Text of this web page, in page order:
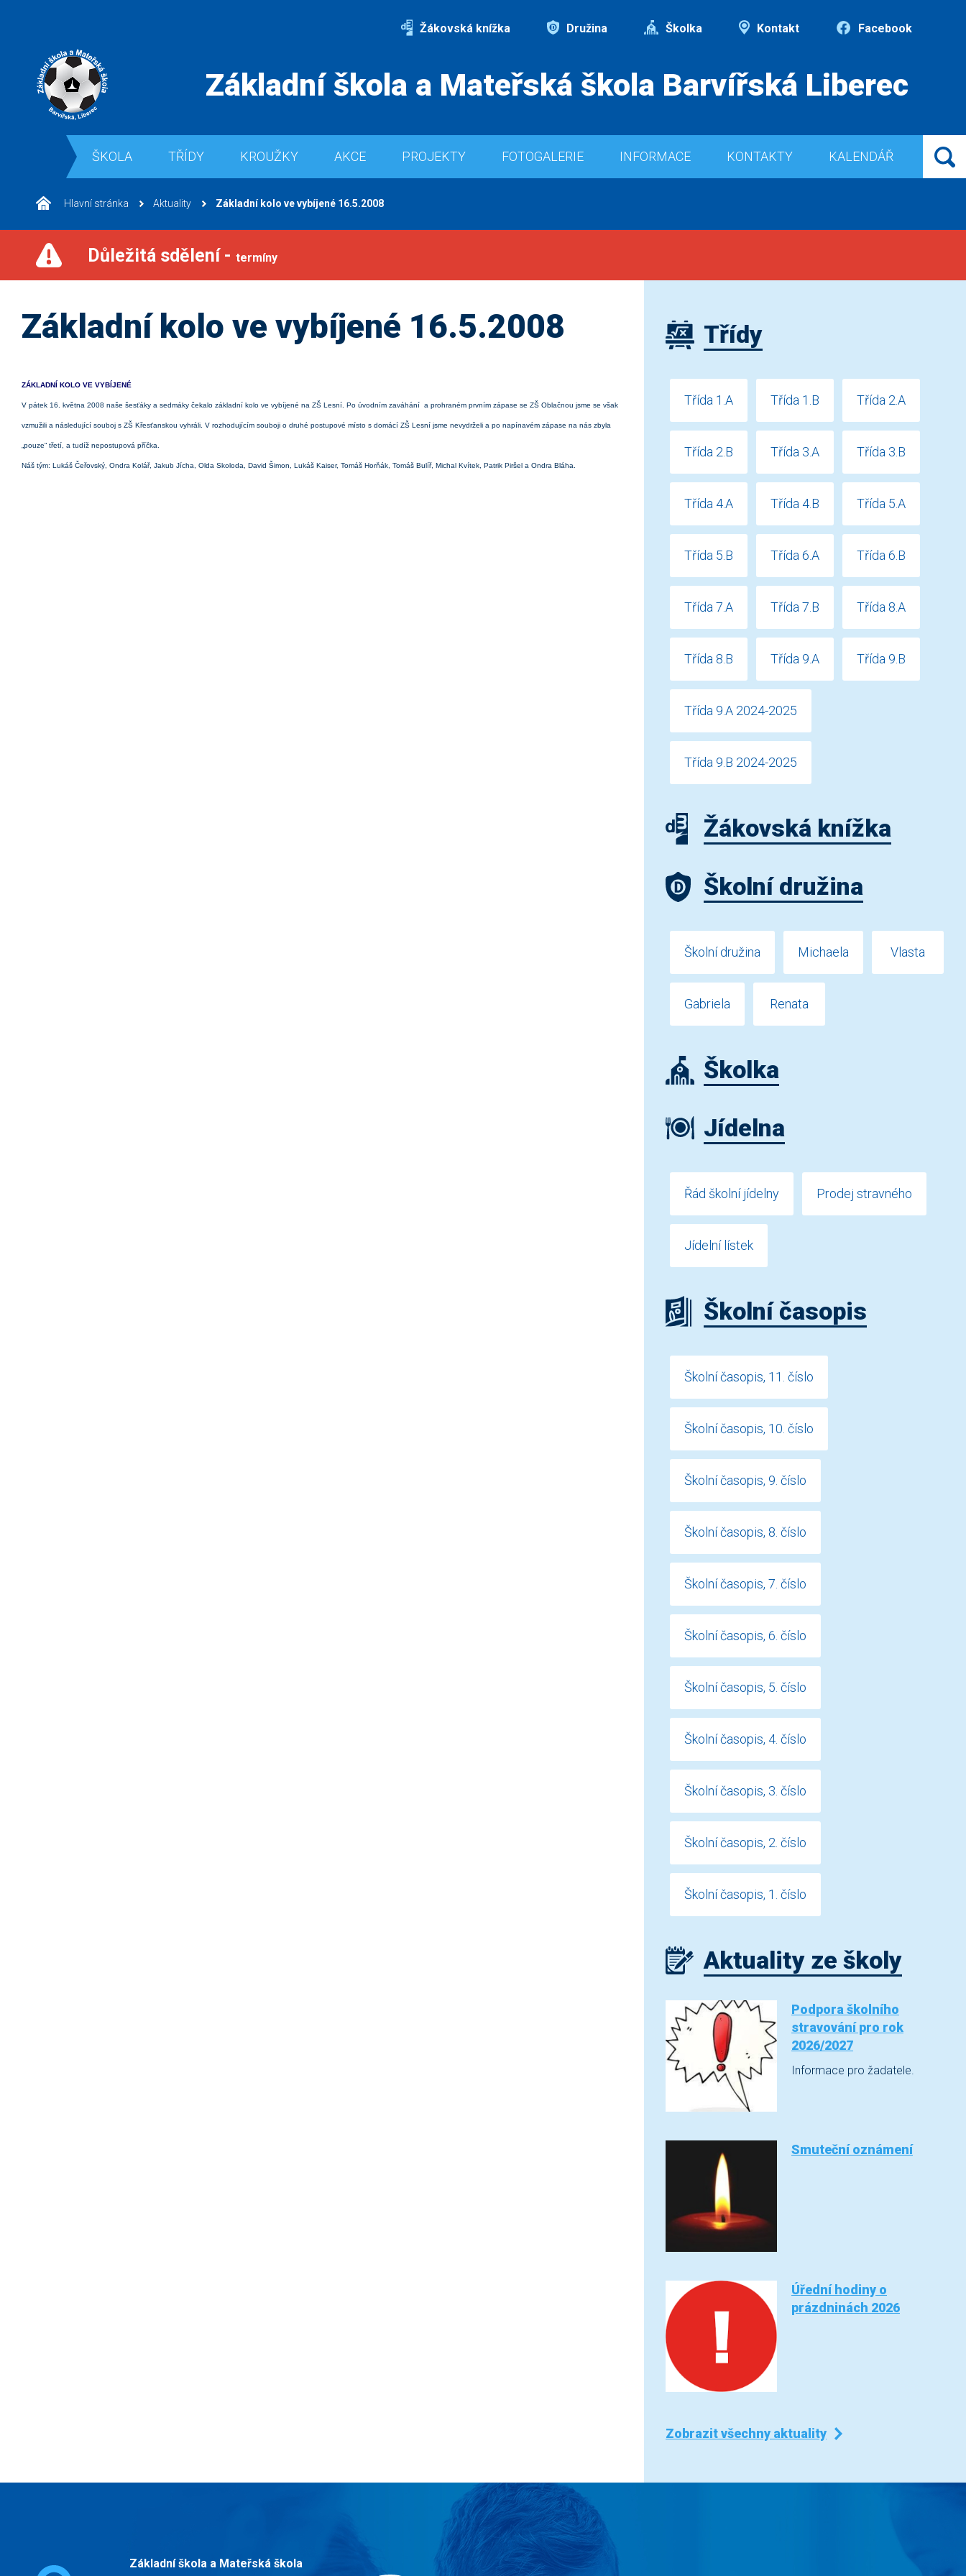
Žákovská knížka Družina Školka Kontakt Facebook
Základní škola a Mateřská škola Barvířská Liberec
ŠKOLA TŘÍDY KROUŽKY AKCE PROJEKTY FOTOGALERIE INFORMACE KONTAKTY KALENDÁŘ
Hlavní stránka Aktuality Základní kolo ve vybíjené 16.5.2008
Důležitá sdělení - termíny
Základní kolo ve vybíjené 16.5.2008
ZÁKLADNÍ KOLO VE VYBÍJENÉ
V pátek 16. května 2008 naše šesťáky a sedmáky čekalo základní kolo ve vybíjené na ZŠ Lesní. Po úvodním zaváhání a prohraném prvním zápase se ZŠ Oblačnou jsme se však
vzmužili a následující souboj s ZŠ Křesťanskou vyhráli. V rozhodujícím souboji o druhé postupové místo s domácí ZŠ Lesní jsme nevydrželi a po napínavém zápase na nás zbyla
„pouze“ třetí, a tudíž nepostupová příčka.
Náš tým: Lukáš Čeřovský, Ondra Kolář, Jakub Jícha, Olda Skoloda, David Šimon, Lukáš Kaiser, Tomáš Horňák, Tomáš Bulíř, Michal Kvítek, Patrik Piršel a Ondra Bláha.
Třídy
Třída 1.A Třída 1.B Třída 2.A
Třída 2.B Třída 3.A Třída 3.B
Třída 4.A Třída 4.B Třída 5.A
Třída 5.B Třída 6.A Třída 6.B
Třída 7.A Třída 7.B Třída 8.A
Třída 8.B Třída 9.A Třída 9.B
Třída 9.A 2024-2025
Třída 9.B 2024-2025
Žákovská knížka
Školní družina
Školní družina Michaela Vlasta
Gabriela Renata
Školka
Jídelna
Řád školní jídelny Prodej stravného
Jídelní lístek
Školní časopis
Školní časopis, 11. číslo
Školní časopis, 10. číslo
Školní časopis, 9. číslo
Školní časopis, 8. číslo
Školní časopis, 7. číslo
Školní časopis, 6. číslo
Školní časopis, 5. číslo
Školní časopis, 4. číslo
Školní časopis, 3. číslo
Školní časopis, 2. číslo
Školní časopis, 1. číslo
Aktuality ze školy
Podpora školního
stravování pro rok
2026/2027
Informace pro žadatele.
Smuteční oznámení
Úřední hodiny o
prázdninách 2026
Zobrazit všechny aktuality
Základní škola a Mateřská škola